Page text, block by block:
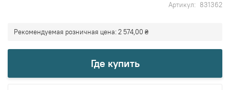
Артикул 831362
Рекомендуемая розничная цена:2 574,00 ₴
Где купить